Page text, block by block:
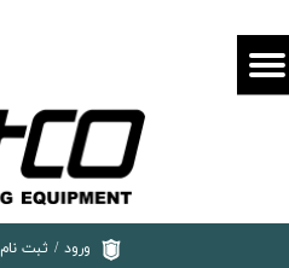
ورود / ثبت نام